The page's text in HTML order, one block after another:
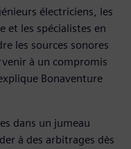
électriciens, les
et les spécialistes en
les sources sonores
à un compromis
Bonaventure
dans un jumeau
à des arbitrages dès